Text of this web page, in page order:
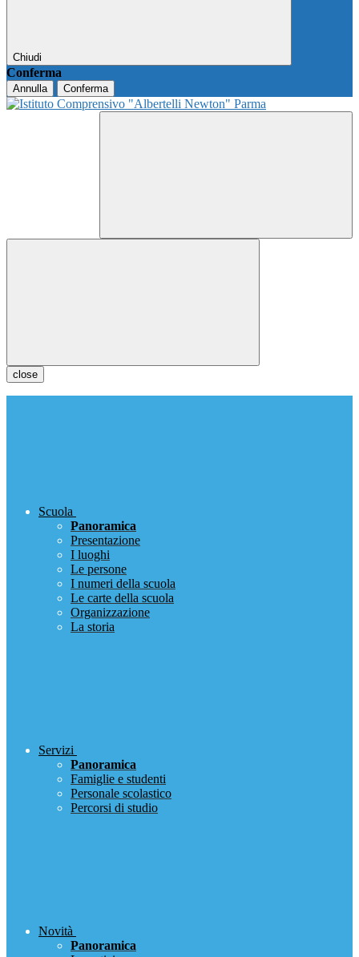
Chiudi
Conferma
Annulla Conferma
close
Scuola
Panoramica
Presentazione
I luoghi
Le persone
I numeri della scuola
Le carte della scuola
Organizzazione
La storia
Servizi
Panoramica
Famiglie e studenti
Personale scolastico
Percorsi di studio
Novità
Panoramica